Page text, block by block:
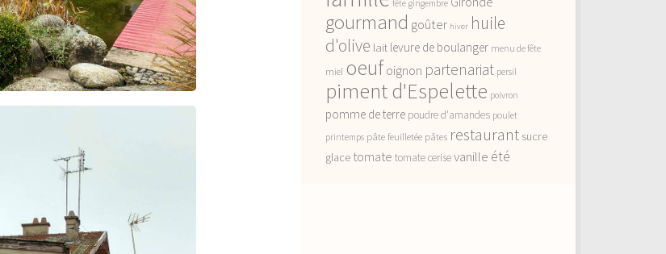
fête gingembre
gourmand goûter hiver huile
d'olive lait levure de boulanger menu de fête
miel oeuf oignon partenariat persil
piment d'Espelette poivron
pomme de terre poudre d'amandes poulet
printemps pâte feuilletée pâtes restaurant sucre
glace tomate tomate cerisevanille été